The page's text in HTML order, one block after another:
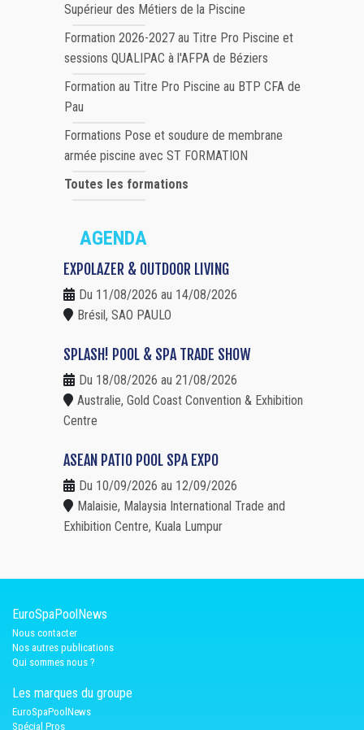
Supérieur des Métiers de la Piscine
Formation 2026-2027 au Titre Pro Piscine et
sessions QUALIPAC à l'AFPA de Béziers
Formation au Titre Pro Piscine au BTP CFA de
Pau
Formations Pose et soudure de membrane
armée piscine avec ST FORMATION
Toutes les formations
AGENDA
EXPOLAZER & OUTDOOR LIVING
Du 11/08/2026 au 14/08/2026
Brésil, SAO PAULO
SPLASH! POOL & SPA TRADE SHOW
Du 18/08/2026 au 21/08/2026
Australie, Gold Coast Convention & Exhibition
Centre
ASEAN PATIO POOL SPA EXPO
Du 10/09/2026 au 12/09/2026
Malaisie, Malaysia International Trade and
Exhibition Centre, Kuala Lumpur
EuroSpaPoolNews
Nous contacter
Nos autres publications
Qui sommes nous ?
Les marques du groupe
EuroSpaPoolNews
Spécial Pros